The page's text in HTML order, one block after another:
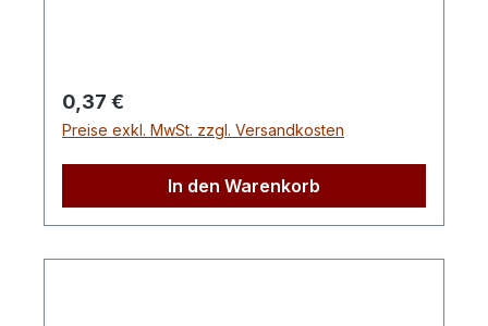
Regulärer Preis:
0,37 €
Preise exkl. MwSt. zzgl. Versandkosten
In den Warenkorb